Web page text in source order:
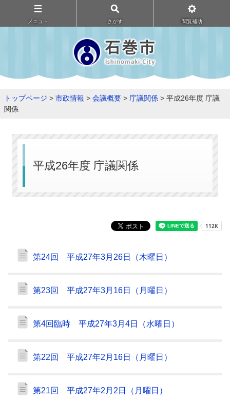
メニュ－ さがす 閲覧補助
トップページ > 市政情報 > 会議概要 > 庁議関係 > 平成26年度 庁議
関係
平成26年度 庁議関係
第24回 平成27年3月26日（木曜日）
第23回 平成27年3月16日（月曜日）
第4回臨時 平成27年3月4日（水曜日）
第22回 平成27年2月16日（月曜日）
第21回 平成27年2月2日（月曜日）